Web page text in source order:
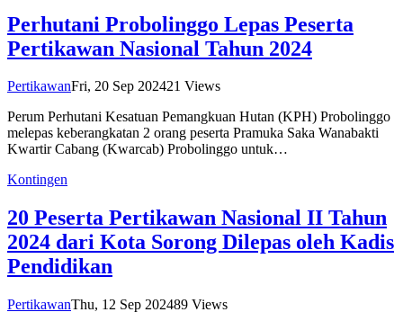
Perhutani Probolinggo Lepas Peserta
Pertikawan Nasional Tahun 2024
PertikawanFri, 20 Sep 202421 Views
Perum Perhutani Kesatuan Pemangkuan Hutan (KPH) Probolinggo
melepas keberangkatan 2 orang peserta Pramuka Saka Wanabakti
Kwartir Cabang (Kwarcab) Probolinggo untuk…
Kontingen
20 Peserta Pertikawan Nasional II Tahun
2024 dari Kota Sorong Dilepas oleh Kadis
Pendidikan
PertikawanThu, 12 Sep 202489 Views